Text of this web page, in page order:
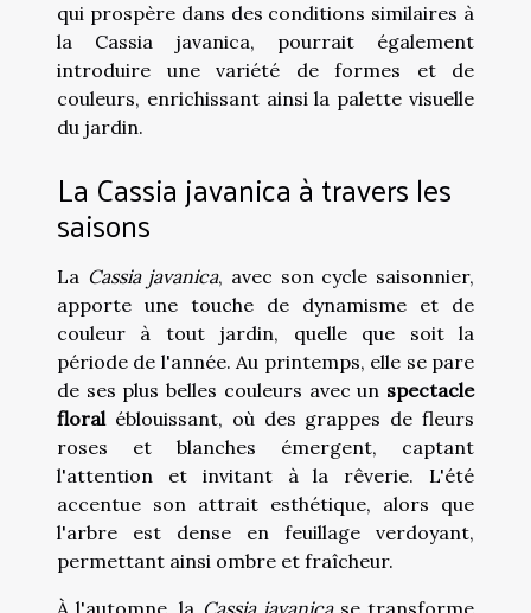
qui prospère dans des conditions similaires à
la Cassia javanica, pourrait également
introduire une variété de formes et de
couleurs, enrichissant ainsi la palette visuelle
du jardin.
La Cassia javanica à travers les
saisons
La Cassia javanica, avec son cycle saisonnier,
apporte une touche de dynamisme et de
couleur à tout jardin, quelle que soit la
période de l'année. Au printemps, elle se pare
de ses plus belles couleurs avec un spectacle
floral éblouissant, où des grappes de fleurs
roses et blanches émergent, captant
l'attention et invitant à la rêverie. L'été
accentue son attrait esthétique, alors que
l'arbre est dense en feuillage verdoyant,
permettant ainsi ombre et fraîcheur.
À l'automne, la Cassia javanicase transforme